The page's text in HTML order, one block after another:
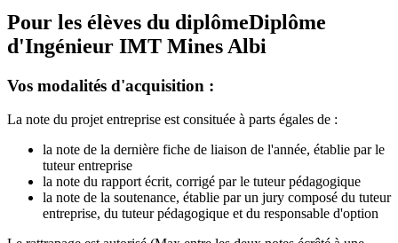
Pour les élèves du diplômeDiplôme
d'Ingénieur IMT Mines Albi
Vos modalités d'acquisition :
La note du projet entreprise est consituée à parts égales de :
la note de la dernière fiche de liaison de l'année, établie par le
tuteur entreprise
la note du rapport écrit, corrigé par le tuteur pédagogique
la note de la soutenance, établie par un jury composé du tuteur
entreprise, du tuteur pédagogique et du responsable d'option